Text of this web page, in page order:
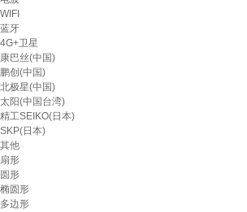
WIFI
蓝牙
4G+卫星
康巴丝(中国)
鹏创(中国)
北极星(中国)
太阳(中国台湾)
精工SEIKO(日本)
SKP(日本)
其他
扇形
圆形
椭圆形
多边形